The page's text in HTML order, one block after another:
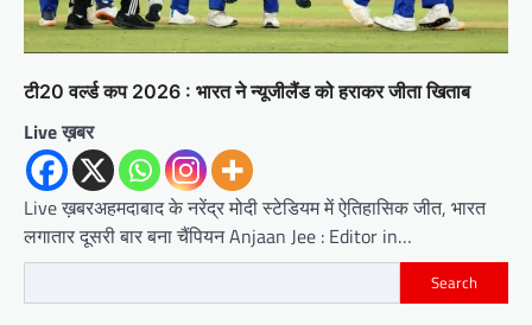
टी20 वर्ल्ड कप 2026 : भारत ने न्यूजीलैंड को हराकर जीता खिताब
Live ख़बर
Live ख़बरअहमदाबाद के नरेंद्र मोदी स्टेडियम में ऐतिहासिक जीत, भारत
लगातार दूसरी बार बना चैंपियन Anjaan Jee : Editor in…
Search